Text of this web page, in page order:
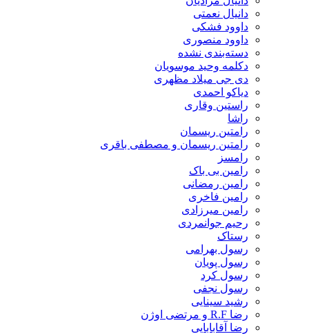
دانیال نعمتی
داوود فشکی
داوود منصوری
دسته‌بندی نشده
دکلمه وحید موسویان
دی جی میلاد مظهری
دیاکو احمدی
راستین وقاری
راشا
رامتین ریسمان
رامتین ریسمان و مصطفی باقری
رامسز
رامین بی باک
رامین رمضانی
رامین فاخری
رامین میرزادی
رحیم جوانمردی
رستاک
رسول بهرامی
رسول پویان
رسول کرد
رسول نجفی
رشید سینایی
رضا R.F و مرتضی اوژن
رضا آقابابایی